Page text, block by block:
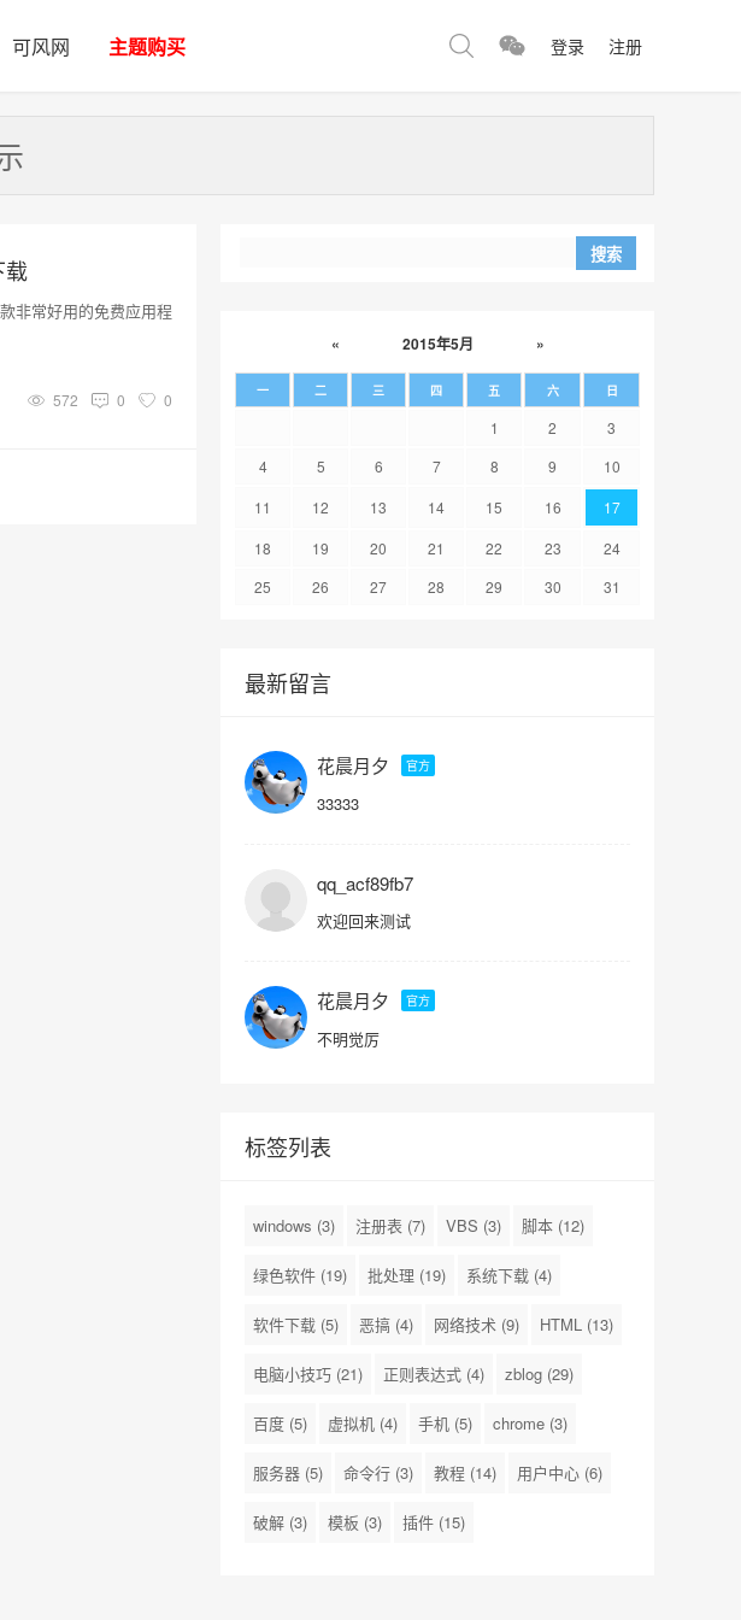
可风网 主题购买 登录 注册
载
非常好用的免费应用程
572 0 0
« 2015年5月 »
一 二 三 四 五 六 日
1 2
3
4
5 6 7 8 9
10
11
12 13 14 15 16
17
18
19 20 21 22 23
24
25
26 27 28 29 30 31
最新留言
花晨月夕 官方
33333
qq_acf89fb7
欢迎回来测试
花晨月夕 官方
不明觉厉
标签列表
windows (3) 注册表 (7) VBS (3) 脚本 (12)
绿色软件 (19) 批处理 (19) 系统下载 (4)
软件下载 (5) 恶搞 (4) 网络技术 (9) HTML (13)
电脑小技巧 (21) 正则表达式 (4) zblog (29)
百度 (5) 虚拟机 (4) 手机 (5) chrome (3)
服务器 (5) 命令行 (3) 教程 (14) 用户中心 (6)
破解 (3) 模板 (3) 插件 (15)